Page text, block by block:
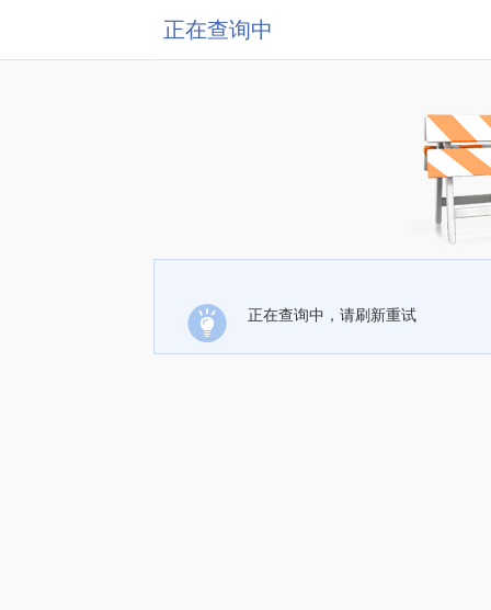
正在查询中
正在查询中，请刷新重试